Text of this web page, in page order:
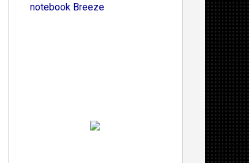
notebook Breeze